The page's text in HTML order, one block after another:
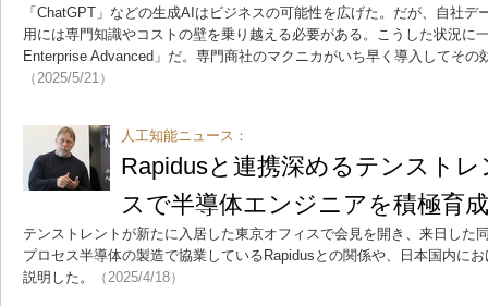
「ChatGPT」などの生成AIはビジネスの可能性を広げた。だが、自社
用には専門知識やコストの壁を乗り越える必要がある。こうした状況に
Enterprise Advanced」だ。専門商社のマクニカがいち早く導入してその
（2025/5/21）
人工知能ニュース：
Rapidusと連携深めるテンスト
スで半導体エンジニアを積極育成
テンストレントが新たに入居した東京オフィスで会見を開き、来日した
プロセス半導体の製造で協業しているRapidusとの関係や、日本国内に
説明した。
（2025/4/18）